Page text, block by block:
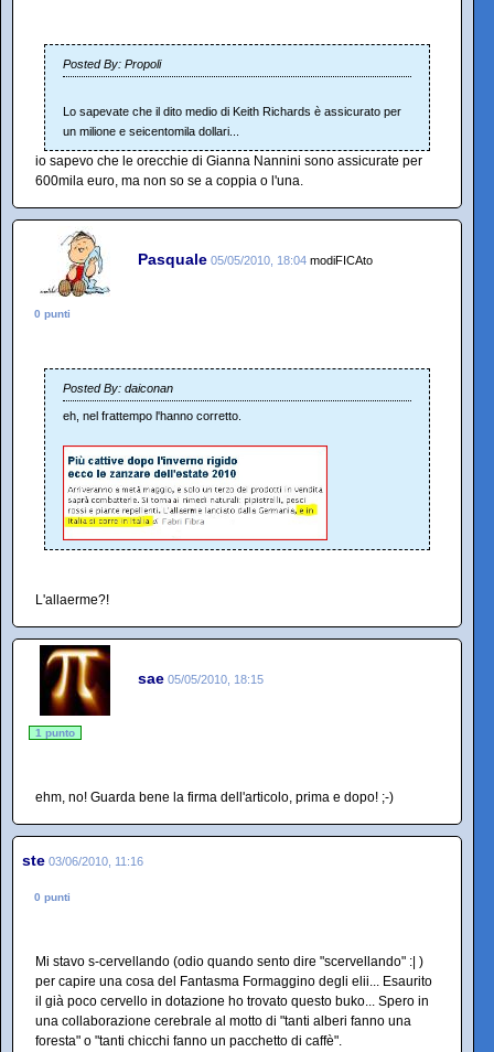
Posted By: Propoli
Lo sapevate che il dito medio di Keith Richards è assicurato per
un milione e seicentomila dollari...
io sapevo che le orecchie di Gianna Nannini sono assicurate per
600mila euro, ma non so se a coppia o l'una.
Pasquale 05/05/2010, 18:04 modiFICAto
0 punti
Posted By: daiconan
eh, nel frattempo l'hanno corretto.
L'allaerme?!
sae 05/05/2010, 18:15
1 punto
ehm, no! Guarda bene la firma dell'articolo, prima e dopo! ;-)
ste 03/06/2010, 11:16
0 punti
Mi stavo s-cervellando (odio quando sento dire "scervellando" :| )
per capire una cosa del Fantasma Formaggino degli elii... Esaurito
il già poco cervello in dotazione ho trovato questo buko... Spero in
una collaborazione cerebrale al motto di "tanti alberi fanno una
foresta" o "tanti chicchi fanno un pacchetto di caffè".